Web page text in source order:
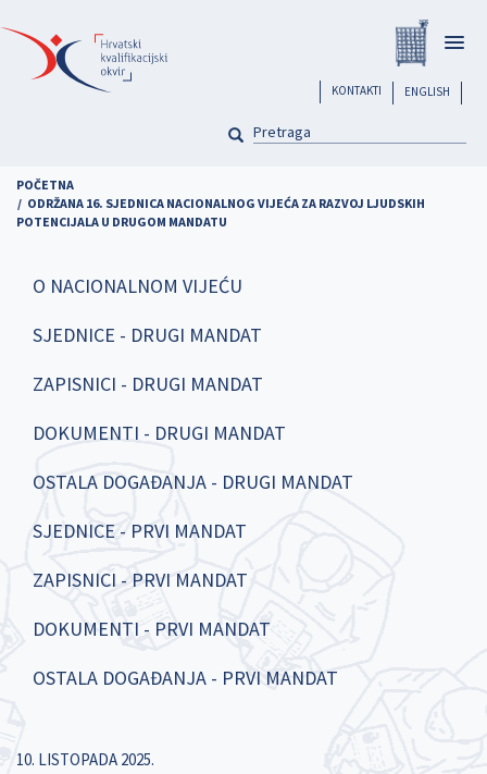
na
glavni
sadržaj
ENGLISH
header
KONTAKTI
PRETRAGA
POČETNA
ODRŽANA 16. SJEDNICA NACIONALNOG VIJEĆA ZA RAZVOJ LJUDSKIH
POTENCIJALA U DRUGOM MANDATU
O NACIONALNOM VIJEĆU
SJEDNICE - DRUGI MANDAT
ZAPISNICI - DRUGI MANDAT
DOKUMENTI - DRUGI MANDAT
OSTALA DOGAĐANJA - DRUGI MANDAT
SJEDNICE - PRVI MANDAT
ZAPISNICI - PRVI MANDAT
DOKUMENTI - PRVI MANDAT
OSTALA DOGAĐANJA - PRVI MANDAT
10. LISTOPADA 2025.